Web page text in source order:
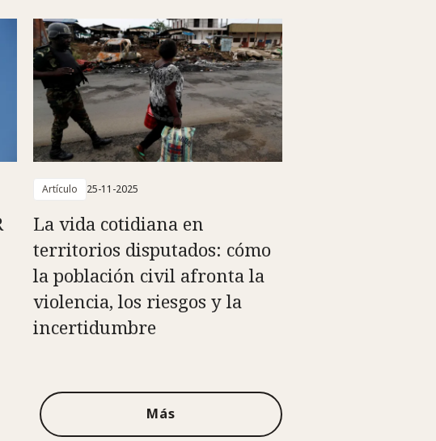
Artículo 25-11-2025
La vida cotidiana en
territorios disputados: cómo
la población civil afronta la
violencia, los riesgos y la
incertidumbre
Más